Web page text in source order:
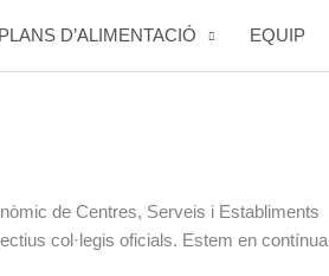
PLANS D’ALIMENTACIÓ EQUIP
de Centres, Serveis i Establiments
col·legis oficials. Estem en contínua